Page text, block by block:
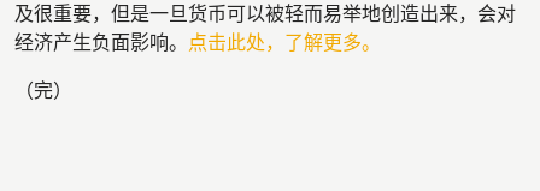
及很重要，但是一旦货币可以被轻而易举地创造出来，会对
经济产生负面影响。 点击此处，了解更多。
（完）